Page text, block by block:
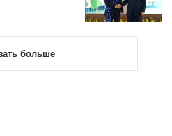
больше